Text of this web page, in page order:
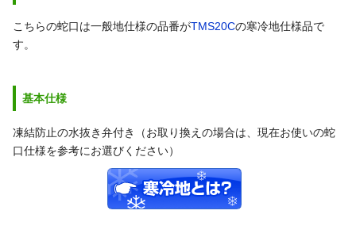
こちらの蛇口は一般地仕様の品番がTMS20Cの寒冷地仕様品で
す。
基本仕様
凍結防止の水抜き弁付き（お取り換えの場合は、現在お使いの蛇
口仕様を参考にお選びください）